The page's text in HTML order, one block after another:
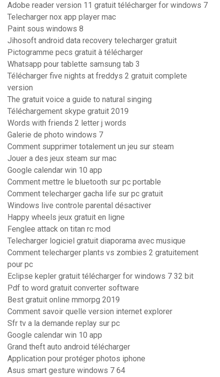
Adobe reader version 11 gratuit télécharger for windows 7
Telecharger nox app player mac
Paint sous windows 8
Jihosoft android data recovery telecharger gratuit
Pictogramme pecs gratuit à télécharger
Whatsapp pour tablette samsung tab 3
Télécharger five nights at freddys 2 gratuit complete
version
The gratuit voice a guide to natural singing
Téléchargement skype gratuit 2019
Words with friends 2 letter j words
Galerie de photo windows 7
Comment supprimer totalement un jeu sur steam
Jouer a des jeux steam sur mac
Google calendar win 10 app
Comment mettre le bluetooth sur pc portable
Comment telecharger gacha life sur pc gratuit
Windows live controle parental désactiver
Happy wheels jeux gratuit en ligne
Fenglee attack on titan rc mod
Telecharger logiciel gratuit diaporama avec musique
Comment telecharger plants vs zombies 2 gratuitement
pour pc
Eclipse kepler gratuit télécharger for windows 7 32 bit
Pdf to word gratuit converter software
Best gratuit online mmorpg 2019
Comment savoir quelle version internet explorer
Sfr tv a la demande replay sur pc
Google calendar win 10 app
Grand theft auto android télécharger
Application pour protéger photos iphone
Asus smart gesture windows 7 64